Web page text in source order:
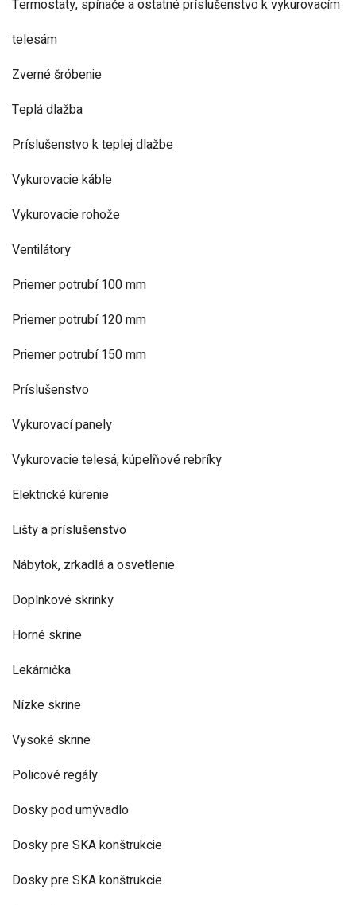
Termostaty, spínače a ostatné príslušenstvo k vykurovacím
telesám
Zverné šróbenie
Teplá dlažba
Príslušenstvo k teplej dlažbe
Vykurovacie káble
Vykurovacie rohože
Ventilátory
Priemer potrubí 100 mm
Priemer potrubí 120 mm
Priemer potrubí 150 mm
Príslušenstvo
Vykurovací panely
Vykurovacie telesá, kúpeľňové rebríky
Elektrické kúrenie
Lišty a príslušenstvo
Nábytok, zrkadlá a osvetlenie
Doplnkové skrinky
Horné skrine
Lekárnička
Nízke skrine
Vysoké skrine
Policové regály
Dosky pod umývadlo
Dosky pre SKA konštrukcie
Dosky pre SKA konštrukcie